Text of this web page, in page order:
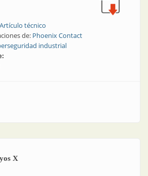
Artículo técnico
de: Phoenix Contact
industrial
Ciberseguridad y seguridad industrial |
X